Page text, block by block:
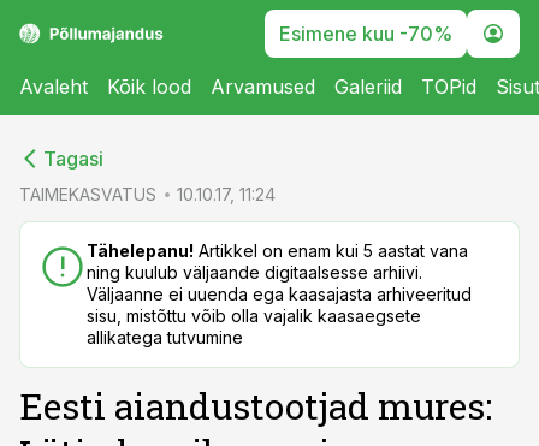
Esimene kuu -70%
Avaleht Kõik lood Arvamused Galeriid TOPid
Tagasi
TAIMEKASVATUS 10.10.17, 11:24
Tähelepanu! Artikkel on enam kui 5 aastat vana
ning kuulub väljaande digitaalsesse arhiivi.
Väljaanne ei uuenda ega kaasajasta arhiveeritud
sisu, mistõttu võib olla vajalik kaasaegsete
allikatega tutvumine
Eesti aiandustootjad mures: